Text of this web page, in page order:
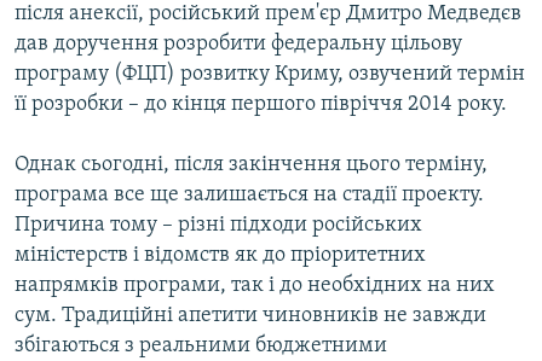
після анексії, російський прем'єр Дмитро Медведєв
дав доручення розробити федеральну цільову
програму (ФЦП) розвитку Криму, озвучений термін
її розробки – до кінця першого півріччя 2014 року.
Однак сьогодні, після закінчення цього терміну,
програма все ще залишається на стадії проекту.
Причина тому – різні підходи російських
міністерств і відомств як до пріоритетних
напрямків програми, так і до необхідних на них
сум. Традиційні апетити чиновників не завжди
збігаються з реальними бюджетними